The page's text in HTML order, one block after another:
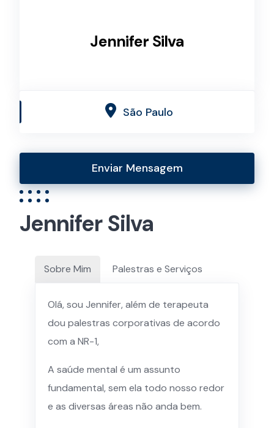
Jennifer Silva
São Paulo
Enviar Mensagem
Jennifer Silva
Sobre Mim Palestras e Serviços
Olá, sou Jennifer, além de terapeuta
dou palestras corporativas de acordo
com a NR-1,
A saúde mental é um assunto
fundamental, sem ela todo nosso redor
e as diversas áreas não anda bem.